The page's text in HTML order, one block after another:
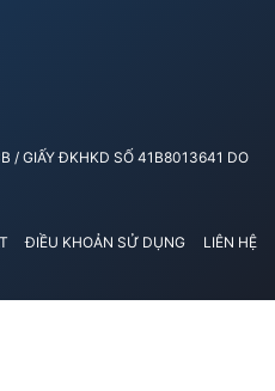
/ GIẤY ĐKHKD SỐ 41B8013641 DO
ĐIỀU KHOẢN SỬ DỤNG LIÊN HỆ